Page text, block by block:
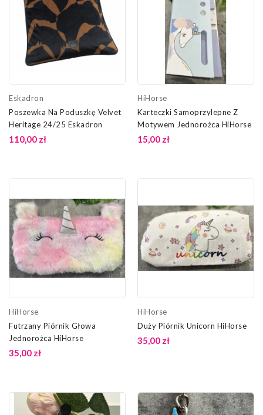
Eskadron
Poszewka Na Poduszkę Velvet
Heritage 24/25 Eskadron
110,00 zł
HiHorse
Karteczki Samoprzylepne Z
Motywem Jednorożca HiHorse
15,00 zł
HiHorse
Futrzany Piórnik Głowa
Jednorożca HiHorse
35,00 zł
HiHorse
Duży Piórnik Unicorn HiHorse
35,00 zł